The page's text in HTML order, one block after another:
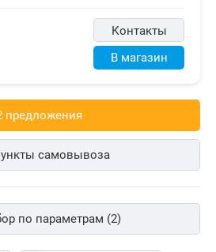
Контакты
В магазин
предложения
самовывоза
по параметрам (2)